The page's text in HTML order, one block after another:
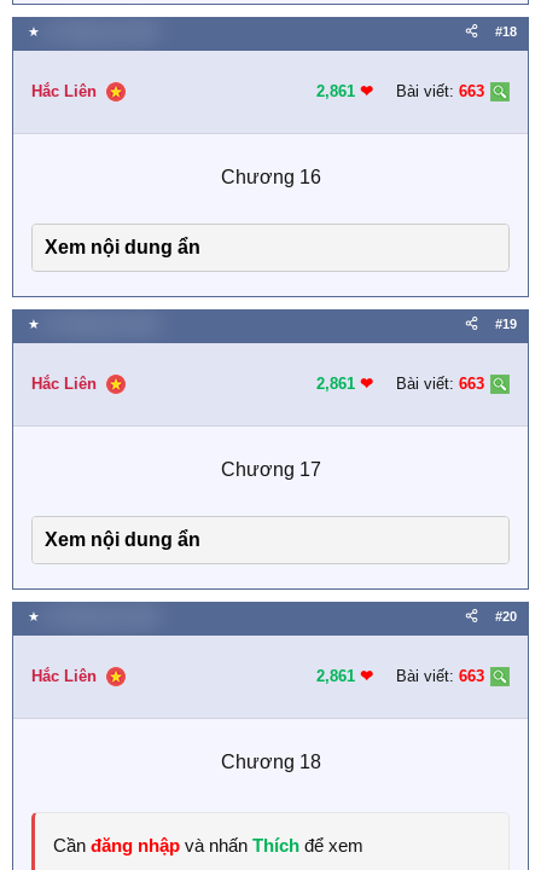
★ #18
Hắc Liên 2,861 ❤︎ Bài viết: 663
Chương 16​
Xem nội dung ẩn
★ #19
Hắc Liên 2,861 ❤︎ Bài viết: 663
Chương 17​
Xem nội dung ẩn
★ #20
Hắc Liên 2,861 ❤︎ Bài viết: 663
Chương 18​
Cần đăng nhập và nhấn Thích để xem